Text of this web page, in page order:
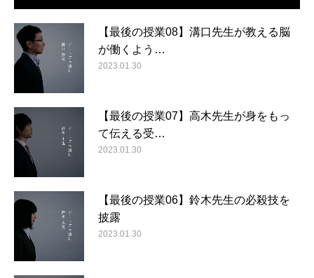
【最後の授業08】溝口先生が教える脳
が働くよう…
2023.01.30
【最後の授業07】高木先生が身をもっ
て伝える受…
2023.01.30
【最後の授業06】鈴木先生の必殺技を
披露
2023.01.30